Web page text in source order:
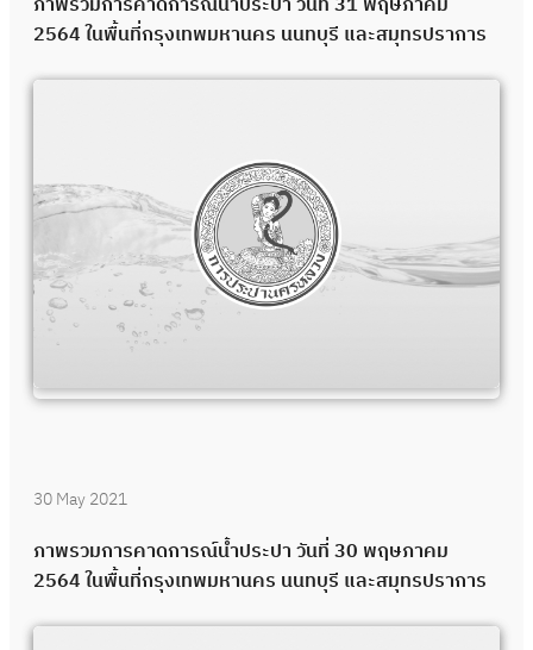
2564 ในพื้นที่กรุงเทพมหานคร นนทบุรี และสมุทรปราการ
30 May 2021
ภาพรวมการคาดการณ์น้ำประปา วันที่ 30 พฤษภาคม
2564 ในพื้นที่กรุงเทพมหานคร นนทบุรี และสมุทรปราการ